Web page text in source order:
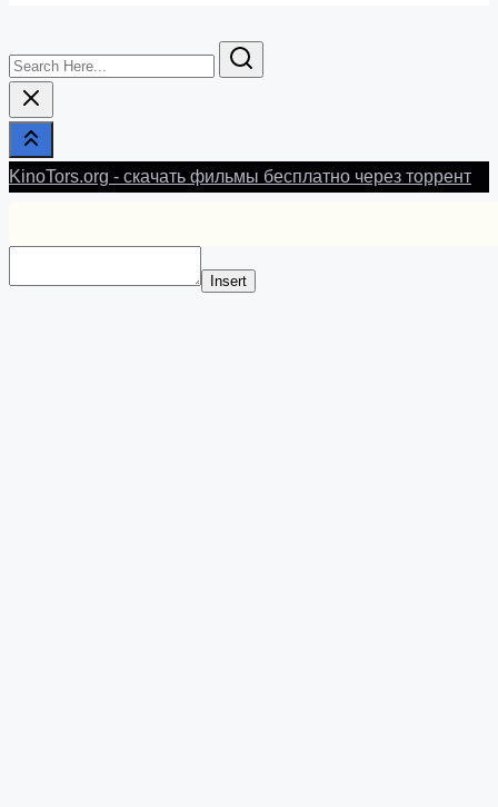
Search
Here...
KinoTors.org - скачать фильмы бесплатно через торрент
Insert